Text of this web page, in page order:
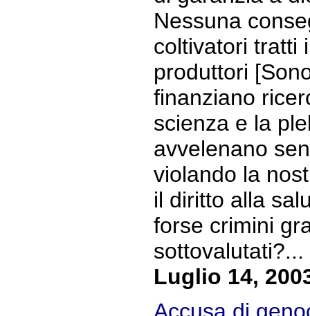
Nessuna
coltivatori tratti
produttori
finanziano
scienza e la
avvelenano
violando la
il diritto alla
forse crimini
sottovalutati?...
Luglio 14,
Accusa di